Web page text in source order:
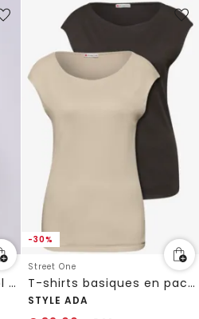
T-shirt basique uni à col cœur
-30%
Street One
T-shirts basiques en pack de 2
STYLE ADA